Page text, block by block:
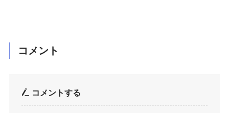
コメント
コメントする